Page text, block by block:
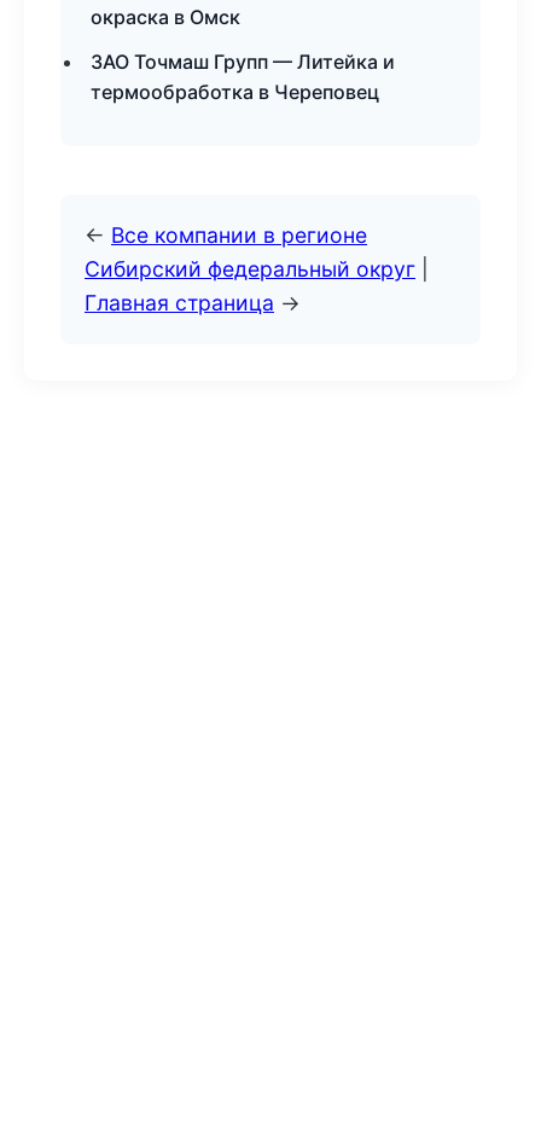
окраска в Омск
ЗАО Точмаш Групп — Литейка и
термообработка в Череповец
← Все компании в регионе
Сибирский федеральный округ
Главная страница →